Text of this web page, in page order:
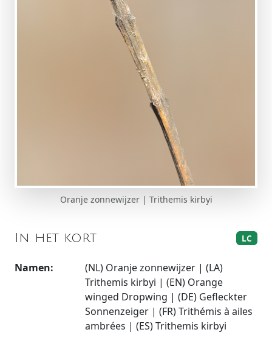
Oranje zonnewijzer | Trithemis kirbyi
In het kort LC
Namen:
(NL) Oranje zonnewijzer | (LA)
Trithemis kirbyi | (EN) Orange
winged Dropwing | (DE) Gefleckter
Sonnenzeiger | (FR) Trithémis à ailes
ambrées | (ES) Trithemis kirbyi